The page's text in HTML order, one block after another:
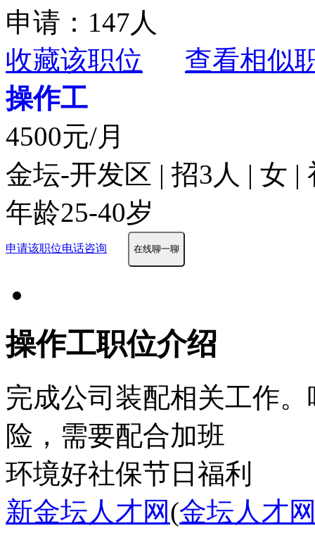
申请：147人
收藏该职位
查看相似
操作工
4500元/月
金坛-开发区 | 招3人 | 女
年龄25-40岁
申请该职位电话咨询 在线聊一聊
操作工职位介绍
完成公司装配相关工作
险，需要配合加班
环境好社保节日福利
新金坛人才网(金坛人才